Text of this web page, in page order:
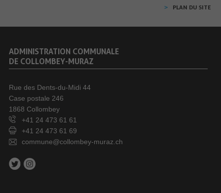
PLAN DU SITE
ADMINISTRATION COMMUNALE
DE COLLOMBEY-MURAZ
Rue des Dents-du-Midi 44
Case postale 246
1868 Collombey
+41 24 473 61 61
+41 24 473 61 69
commune@collombey-muraz.ch